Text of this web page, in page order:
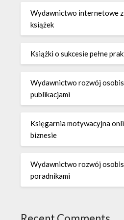
Wydawnictwo internetowe
książek
Książki o sukcesie pełne
Wydawnictwo rozwój
publikacjami
Księgarnia motywacyjna
biznesie
Wydawnictwo rozwój
poradnikami